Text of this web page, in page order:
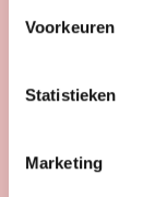
Voorkeuren
Statistieken
Marketing
Ben jij een
complexe zorg